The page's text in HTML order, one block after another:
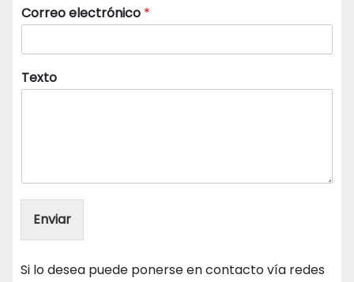
Correo electrónico *
Texto
Enviar
Si lo desea puede ponerse en contacto vía redes